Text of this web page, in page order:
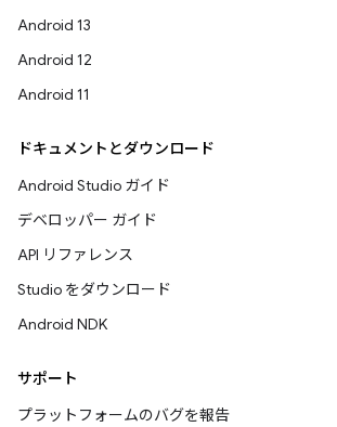
Android 13
Android 12
Android 11
ドキュメントとダウンロード
Android Studio ガイド
デベロッパー ガイド
API リファレンス
Studio をダウンロード
Android NDK
サポート
プラットフォームのバグを報告